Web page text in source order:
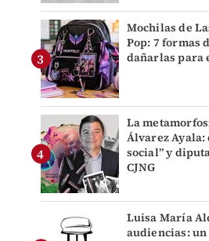
Mochilas de
Pop: 7 formas
dañarlas para
La
Álvarez Ayala:
social” y
CJNG
Luisa María
audiencias: